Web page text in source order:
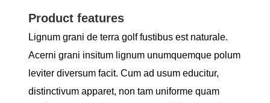
Product features
Lignum grani de terra golf fustibus est naturale.
Acerni grani insitum lignum unumquemque polum
leviter diversum facit. Cum ad usum educitur,
distinctivum apparet, non tam uniforme quam